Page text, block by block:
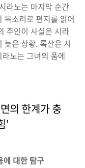
라노는 마지막 순간
목소리로 편지를 읽어
주인이 사실은 시라
늦은 상황. 록산은 시
노는 그녀의 품에
의 한계가 충
'
에 대한 탐구